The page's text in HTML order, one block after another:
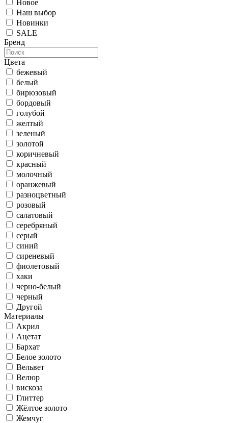
Новое
Наш выбор
Новинки
SALE
Бренд
Цвета
бежевый
белый
бирюзовый
бордовый
голубой
желтый
зеленый
золотой
коричневый
красный
молочный
оранжевый
разноцветный
розовый
салатовый
серебряный
серый
синий
сиреневый
фиолетовый
хаки
черно-белый
черный
Другой
Материалы
Акрил
Ацетат
Бархат
Белое золото
Вельвет
Велюр
вискоза
Глиттер
Жёлтое золото
Жемчуг